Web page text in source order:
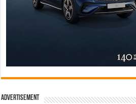
Advertisement